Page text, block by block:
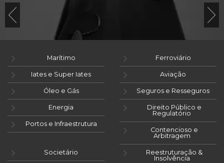
Marítimo
Iates e Super Iates
Óleo e Gás
Energia
Portos e Infraestrutura
Ferroviário
Aviação
Seguros e Resseguros
Direito Público e
Regulatório
Contencioso e
Arbitragem
Societário
Reestruturação &
Insolvência